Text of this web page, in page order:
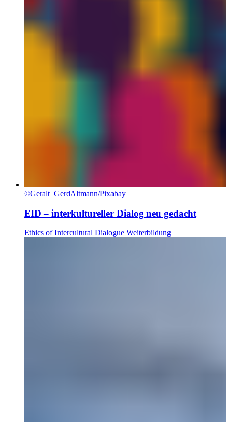
©Geralt_GerdAltmann/Pixabay
EID – interkultureller Dialog neu gedacht
Ethics of Intercultural Dialogue Weiterbildung